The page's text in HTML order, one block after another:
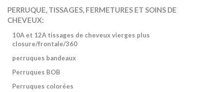
PERRUQUE, TISSAGES, FERMETURES ET SOINS DE
CHEVEUX:
10A et 12A tissages de cheveux vierges plus
closure/frontale/360
perruques bandeaux
Perruques BOB
Perruques colorées